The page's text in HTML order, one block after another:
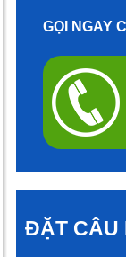
GỌI NGAY
ĐẶT CÂU